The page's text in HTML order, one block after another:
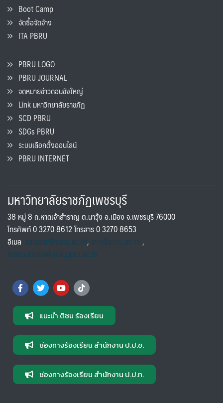
Boot Camp
จัดซื้อจัดจ้าง
ITA PBRU
PBRU LOGO
PBRU JOURNAL
จดหมายข่าวดอนขังใหญ่
Link มหาวิทยาลัยราชภัฏ
SCD PBRU
SDGs PBRU
ระบบเลือกตั้งออนไลน์
PBRU INTERNET
มหาวิทยาลัยราชภัฏเพชรบุรี
38 หมู่ 8 ถ.หาดเจ้าสำราญ ต.นาวุ้ง อ.เมือง จ.เพชรบุรี 76000
โทรศัพท์ 0 3270 8612 โทรสาร 0 3270 8653
อีเมล saraban@pbru.ac.th, info@pbru.ac.th,
international@mail.pbru.ac.th
แนะนำ ติชม ร้องเรียน
ช่องทางร้องเรียน สำนักงาน ป.ป.ช.
ช่องทางร้องเรียน สำนักงาน ป.ป.ท.